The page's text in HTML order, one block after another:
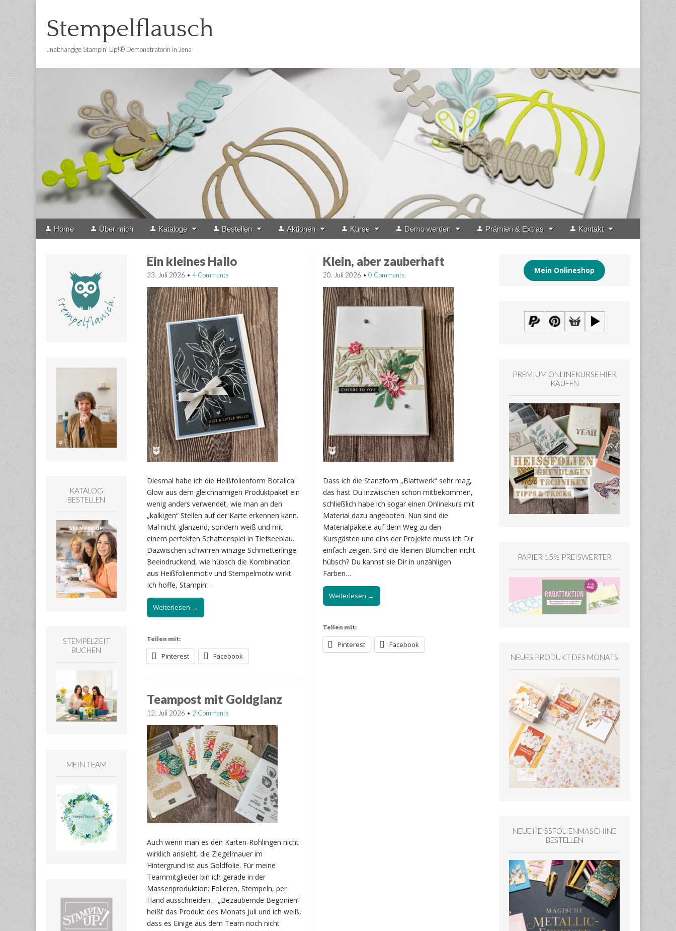
Stempelflausch
unabhängige Stampin' Up!® Demonstratorin in Jena
Main
Skip
Home Über mich Kataloge Bestellen Aktionen Kurse Demo werden Prämien & Extras Kontakt
Ein kleines Hallo
23. Juli 2026 • 4 Comments
Diesmal habe ich die Heißfolienform Botalical
Glow aus dem gleichnamigen Produktpaket ein
wenig anders verwendet, wie man an den
„kalkigen“ Stellen auf der Karte erkennen kann.
Mal nicht glänzend, sondern weiß und mit
einem perfekten Schattenspiel in Tiefseeblau.
Dazwischen schwirren winzige Schmetterlinge.
Beeindruckend, wie hübsch die Kombination
aus Heißfolienmotiv und Stempelmotiv wirkt.
Ich hoffe, Stampin‘…
Weiterlesen →
Teilen mit:
Pinterest Facebook
Klein, aber zauberhaft
20. Juli 2026 • 0 Comments
Dass ich die Stanzform „Blattwerk“ sehr mag,
das hast Du inzwischen schon mitbekommen,
schließlich habe ich sogar einen Onlinekurs mit
Material dazu angeboten. Nun sind die
Materialpakete auf dem Weg zu den
Kursgästen und eins der Projekte muss ich Dir
einfach zeigen. Sind die kleinen Blümchen nicht
hübsch? Du kannst sie Dir in unzähligen
Farben…
Weiterlesen →
Teilen mit:
Pinterest Facebook
Teampost mit Goldglanz
12. Juli 2026 • 2 Comments
Auch wenn man es den Karten-Rohlingen nicht
wirklich ansieht, die Ziegelmauer im
Hintergrund ist aus Goldfolie. Für meine
Teammitglieder bin ich gerade in der
Massenproduktion: Folieren, Stempeln, per
Hand ausschneiden… „Bezaubernde Begonien“
heißt das Produkt des Monats Juli und ich weiß,
dass es Einige aus dem Team noch nicht
KATALOG
BESTELLEN
STEMPELZEIT
BUCHEN
MEIN TEAM
Mein Onlineshop
PREMIUM ONLINEKURSE HIER
KAUFEN
PAPIER 15% PREISWERTER
NEUES PRODUKT DES MONATS
NEUE HEISSFOLIENMASCHINE
BESTELLEN